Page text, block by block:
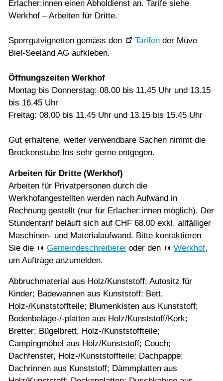
Erlacher:innen einen Abholdienst an. Tarife siehe
Werkhof – Arbeiten für Dritte.
Sperrgutvignetten gemäss den Tarifen der Müve
Biel-Seeland AG aufkleben.
Öffnungszeiten Werkhof
Montag bis Donnerstag: 08.00 bis 11.45 Uhr und 13.15
bis 16.45 Uhr
Freitag: 08.00 bis 11.45 Uhr und 13.15 bis 15.45 Uhr
Gut erhaltene, weiter verwendbare Sachen nimmt die
Brockenstube Ins sehr gerne entgegen.
Arbeiten für Dritte (Werkhof)
Arbeiten für Privatpersonen durch die
Werkhofangestellten werden nach Aufwand in
Rechnung gestellt (nur für Erlacher:innen möglich). Der
Stundentarif beläuft sich auf CHF 68.00 exkl. allfälliger
Maschinen- und Materialaufwand. Bitte kontaktieren
Sie die
Gemeindeschreiberei oder den Werkhof,
um Aufträge anzumelden.
Abbruchmaterial aus Holz/Kunststoff; Autositz für
Kinder; Badewannen aus Kunststoff; Bett,
Holz-/Kunststoffteile; Blumenkisten aus Kunststoff;
Bodenbeläge-/-platten aus Holz/Kunststoff/Kork;
Bretter; Bügelbrett, Holz-/Kunststoffteile;
Campingmöbel aus Holz/Kunststoff; Couch;
Dachfenster, Holz-/Kunststoffteile; Dachpappe;
Dachrinnen aus Kunststoff; Dämmplatten aus